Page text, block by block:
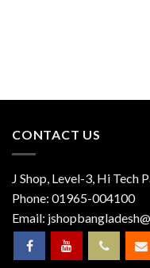
CONTACT US
J Shop, Level-3, Hi Tech
Phone: 01965-004100
Email: